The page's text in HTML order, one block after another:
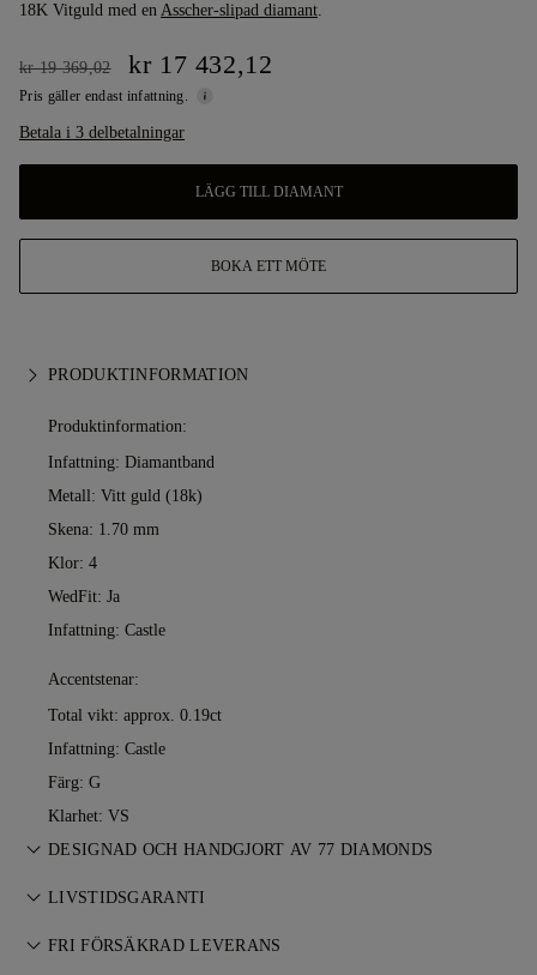
18K Vitguld med en Asscher-slipad diamant.
kr 19 369,02 kr 17 432,12
Pris gäller endast infattning.
Betala i 3 delbetalningar
LÄGG TILL DIAMANT
BOKA ETT MÖTE
PRODUKTINFORMATION
Produktinformation:
Infattning: Diamantband
Metall: Vitt guld (18k)
Skena: 1.70 mm
Klor: 4
WedFit: Ja
Infattning: Castle
Accentstenar:
Total vikt: approx. 0.19ct
Infattning: Castle
Färg: G
Klarhet: VS
DESIGNAD OCH HANDGJORT AV 77 DIAMONDS
Konsten att skapa smycken, förfinad av 77 Diamonds
LIVSTIDSGARANTI
Vid köp hos 77 Diamonds ingår livstidsgaranti mot
FRI FÖRSÄKRAD LEVERANS